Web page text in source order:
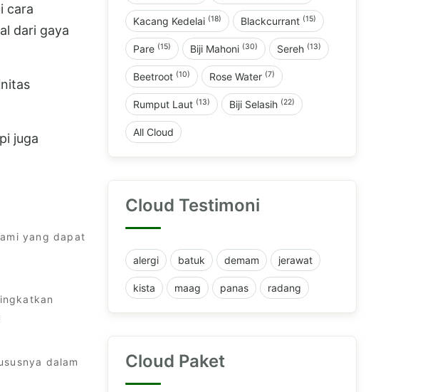
cara
dari gaya
juga
yang dapat
dalam
Kacang Kedelai (18) Blackcurrant (15)
Pare (15) Biji Mahoni (30) Sereh (13)
Beetroot (10) Rose Water (7)
Rumput Laut (13) Biji Selasih (22)
All Cloud
Cloud Testimoni
alergi batuk demam jerawat
kista maag panas radang
Cloud Paket